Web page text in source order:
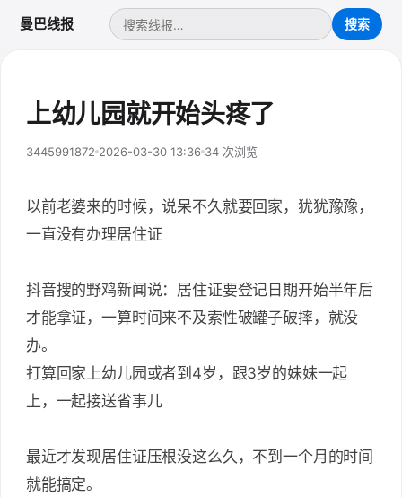
曼巴线报
上幼儿园就开始头疼了
3445991872 2026-03-30 13:36 34 次浏览
以前老婆来的时候，说呆不久就要回家，犹犹豫豫，
一直没有办理居住证
抖音搜的野鸡新闻说：居住证要登记日期开始半年后
才能拿证，一算时间来不及索性破罐子破摔，就没
办。
打算回家上幼儿园或者到4岁，跟3岁的妹妹一起
上，一起接送省事儿
最近才发现居住证压根没这么久，不到一个月的时间
就能搞定。